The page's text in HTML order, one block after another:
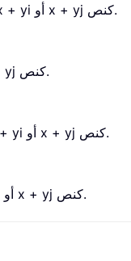
تُرجع الدالة IMSECH القاطع الزائدي لعدد مركب معطى بالصيغة x + yi أو x + yj كنص.
تُرجع دالة IMSIN الجيب لعدد مركب معطى بالصيغة x + yi أو x + yj كنص.
تُرجع الدالة IMSINH الجيب الزائدي لعدد مركب مُعطى بالصيغة x + yi أو x + yj كنص.
تُرجع الدالة IMTAN قيمة الظل لعدد مركب معطى بالصيغة x + yi أو x + yj كنص.